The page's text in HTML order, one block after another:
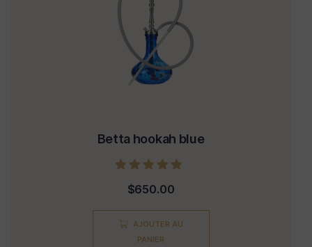
Betta hookah blue
5.00
$650.00
AJOUTER AU
PANIER